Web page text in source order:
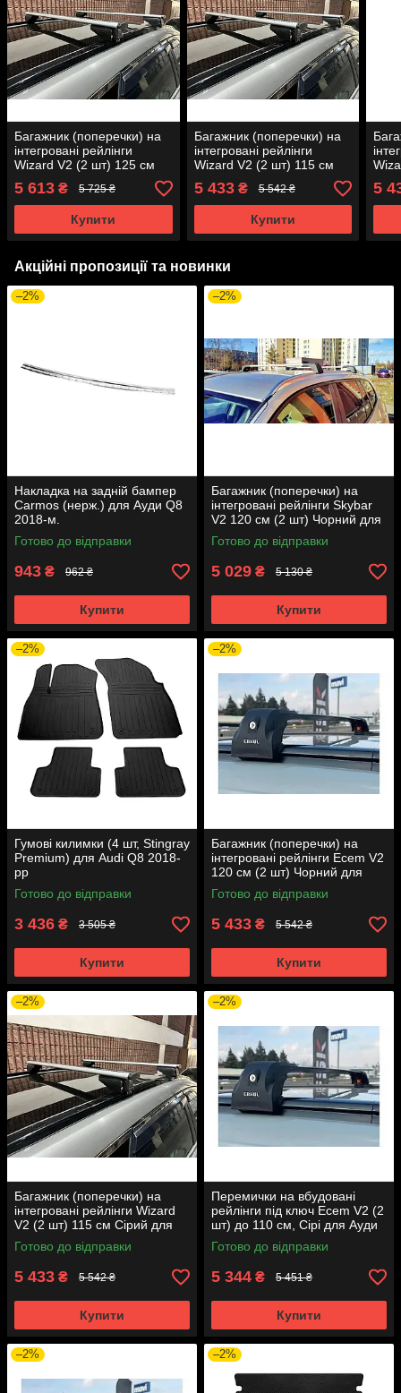
Багажник (поперечки) на
інтегровані рейлінги
Wizard V2 (2 шт) 125 см
Чорний для Ауди Q8
2018- рр
5 613 ₴ 5 725 ₴
Купити
Багажник (поперечки) на
інтегровані рейлінги
Wizard V2 (2 шт) 115 см
Чорний для BMW X4 G02
2018- рр
5 433₴ 5 542 ₴
Купити
5
Акційні пропозиції та новинки
–2%
Накладка на задній бампер
Carmos (нерж.) для Ауди Q8
2018-м.
Готово до відправки
943 ₴ 962 ₴
Купити
–2%
Багажник (поперечки) на
інтегровані рейлінги Skybar
V2 120 см (2 шт) Чорний для
Ауди Q8 2018- рр
Готово до відправки
5 029 ₴ 5 130 ₴
Купити
–2%
Гумові килимки (4 шт, Stingray
Premium) для Audi Q8 2018-
рр
Готово до відправки
3 436 ₴ 3 505 ₴
Купити
–2%
Багажник (поперечки) на
інтегровані рейлінги Ecem V2
120 см (2 шт) Чорний для
Ауди Q8 2018- рр
Готово до відправки
5 433 ₴ 5 542 ₴
Купити
–2%
Багажник (поперечки) на
інтегровані рейлінги Wizard
V2 (2 шт) 115 см Сірий для
Ауди Q8 2018- мм
Готово до відправки
5 433 ₴ 5 542 ₴
Купити
–2%
Перемички на вбудовані
рейлінги під ключ Ecem V2 (2
шт) до 110 см, Сірі для Ауди
Q8 2018- рр
Готово до відправки
5 344 ₴ 5 451 ₴
Купити
–2% –2%